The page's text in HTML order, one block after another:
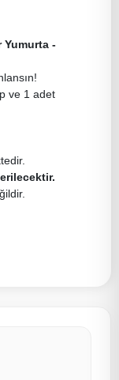
Yumurta -
ve 1 adet